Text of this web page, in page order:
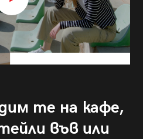
те на кафе,
във или